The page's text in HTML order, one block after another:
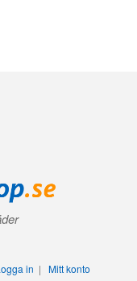
in | Mitt konto